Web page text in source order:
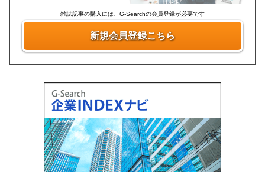
雑誌記事の購入には、G-Searchの会員登録が必要です
新規会員登録こちら